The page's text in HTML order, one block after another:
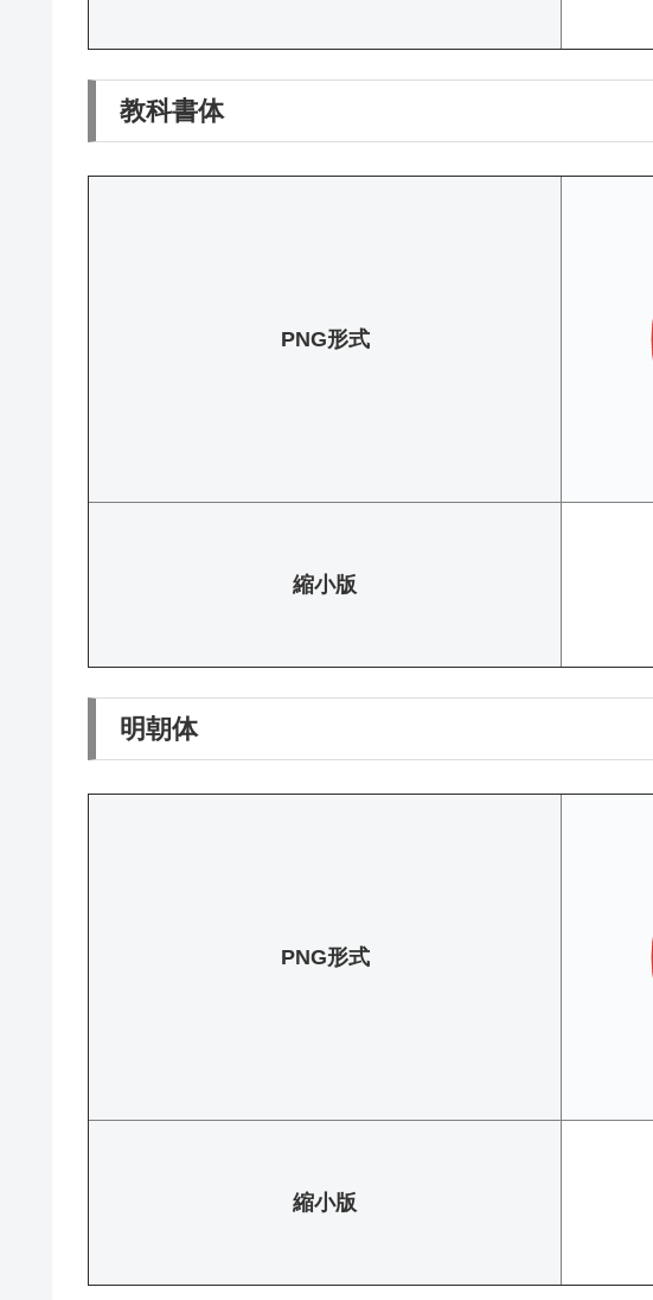
教科書体
PNG形式
縮小版
明朝体
PNG形式
縮小版